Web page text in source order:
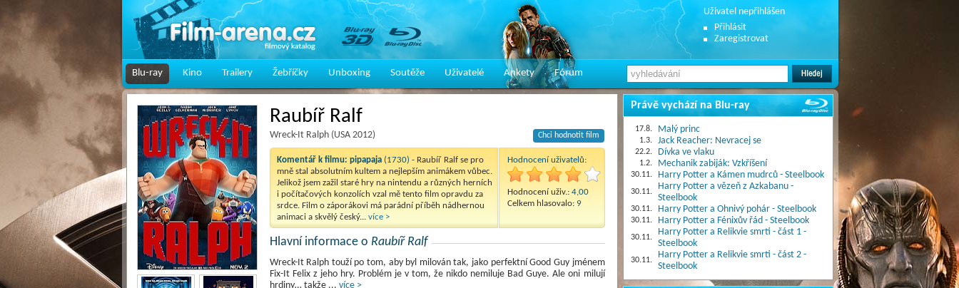
Uživatel nepřihlášen
Přihlásit
Zaregistrovat
Blu-ray Kino Trailery Žebříčky Unboxing Soutěže Uživatelé Ankety Fórum
Raubíř Ralf
Wreck-It Ralph (USA 2012) Chci hodnotit film
Komentář k filmu: pipapaja (1730) - Raubíř Ralf se pro
mně stal absolutním kultem a nejlepším animákem vůbec.
Jelikož jsem zažil staré hry na nintendu a různých herních
i počítačových konzolích vzal mě tento film opravdu za
srdce. Film o záporákovi má parádní příběh nádhernou
animaci a skvělý český... více >
Hodnocení uživatelů:
Hodnocení uživ.: 4,00
Celkem hlasovalo: 9
Hlavní informace o Raubíř Ralf
Wreck-It Ralph touží po tom, aby byl milován tak, jako perfektní Good Guy jménem
Fix-It Felix z jeho hry. Problém je v tom, že nikdo nemiluje Bad Guye. Ale oni milují
hrdiny… takže ... více >
Právě vychází na Blu-ray
17.8. Malý princ
1.3. Jack Reacher: Nevracej se
22.2. Dívka ve vlaku
1.2. Mechanik zabiják: Vzkříšení
30.11. Harry Potter a Kámen mudrců - Steelbook
30.11.
Harry Potter a vězeň z Azkabanu -
Steelbook
30.11. Harry Potter a Ohnivý pohár - Steelbook
30.11. Harry Potter a Fénixův řád - Steelbook
30.11.
Harry Potter a Relikvie smrti - část 1 -
Steelbook
30.11.
Harry Potter a Relikvie smrti - část 2 -
Steelbook